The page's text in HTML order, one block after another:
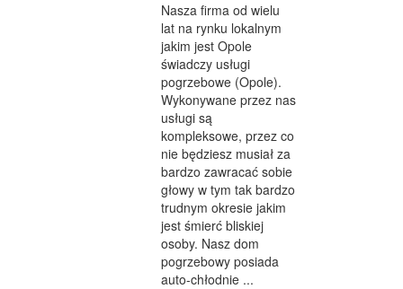
Nasza firma od wielu
lat na rynku lokalnym
jakim jest Opole
świadczy usługi
pogrzebowe (Opole).
Wykonywane przez nas
usługi są
kompleksowe, przez co
nie będziesz musiał za
bardzo zawracać sobie
głowy w tym tak bardzo
trudnym okresie jakim
jest śmierć bliskiej
osoby. Nasz dom
pogrzebowy posiada
auto-chłodnie ...